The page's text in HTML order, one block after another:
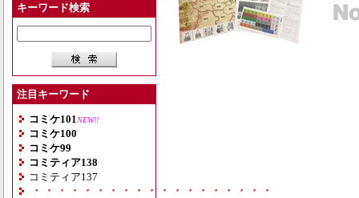
キーワード検索
注目キーワード
コミケ101 NEW!!
コミケ100
コミケ99
コミティア138
コミティア137
・・・・・・・・・・・・・・・・・・・